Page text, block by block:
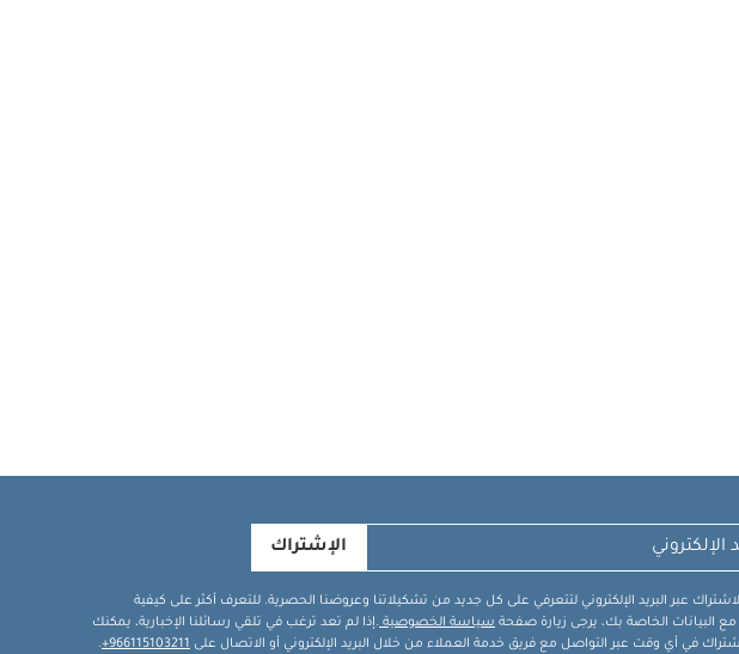
الإشتراك
عبر البريد الإلكتروني لتتعرفي على كل جديد من تشكيلاتنا وعروضنا الحصرية. للتعرف أكثر على كيفية
مع البيانات الخاصة بك، يرجى زيارة صفحة سياسة الخصوصية .إذا لم تعد ترغب في تلقي رسائلنا الإخبارية، يمكنك
في أي وقت عبر التواصل مع فريق خدمة العملاء من خلال البريد الإلكتروني أو الاتصال على 966115103211+
.